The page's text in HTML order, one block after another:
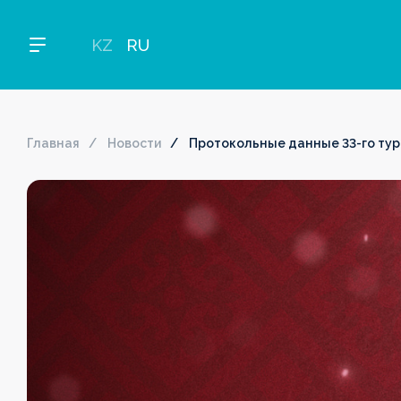
KZ RU
Главная Новости Протокольные данные 33-го